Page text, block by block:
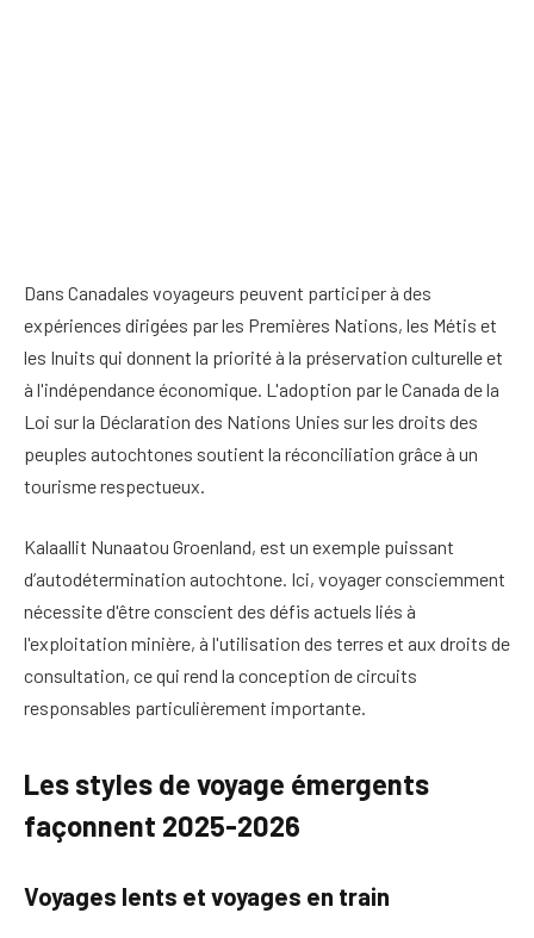
Dans Canadales voyageurs peuvent participer à des
expériences dirigées par les Premières Nations, les Métis et
les Inuits qui donnent la priorité à la préservation culturelle et
à l'indépendance économique. L'adoption par le Canada de la
Loi sur la Déclaration des Nations Unies sur les droits des
peuples autochtones soutient la réconciliation grâce à un
tourisme respectueux.
Kalaallit Nunaatou Groenland, est un exemple puissant
d’autodétermination autochtone. Ici, voyager consciemment
nécessite d'être conscient des défis actuels liés à
l'exploitation minière, à l'utilisation des terres et aux droits de
consultation, ce qui rend la conception de circuits
responsables particulièrement importante.
Les styles de voyage émergents
façonnent 2025-2026
Voyages lents et voyages en train